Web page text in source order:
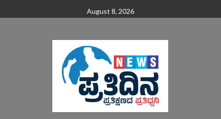
August 8, 2026